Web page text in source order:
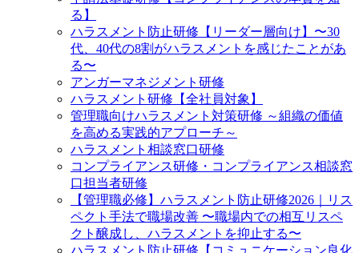
る】
ハラスメント防止研修【リーダー層向け】〜30
代、40代の8割がハラスメントを感じたことがあ
る〜
アンガーマネジメント研修
ハラスメント研修【全社員対象】
管理職向けハラスメント対策研修 ～組織の価値
を高める実践的アプローチ～
ハラスメント相談窓口研修
コンプライアンス研修・コンプライアンス相談窓
口担当者研修
【管理職必修】ハラスメント防止研修2026｜リス
ペクト手法で職場改善 〜職場内での相互リスペ
クト醸成し、ハラスメントを抑止する〜
ハラスメント防止研修【コミュニケーション良化